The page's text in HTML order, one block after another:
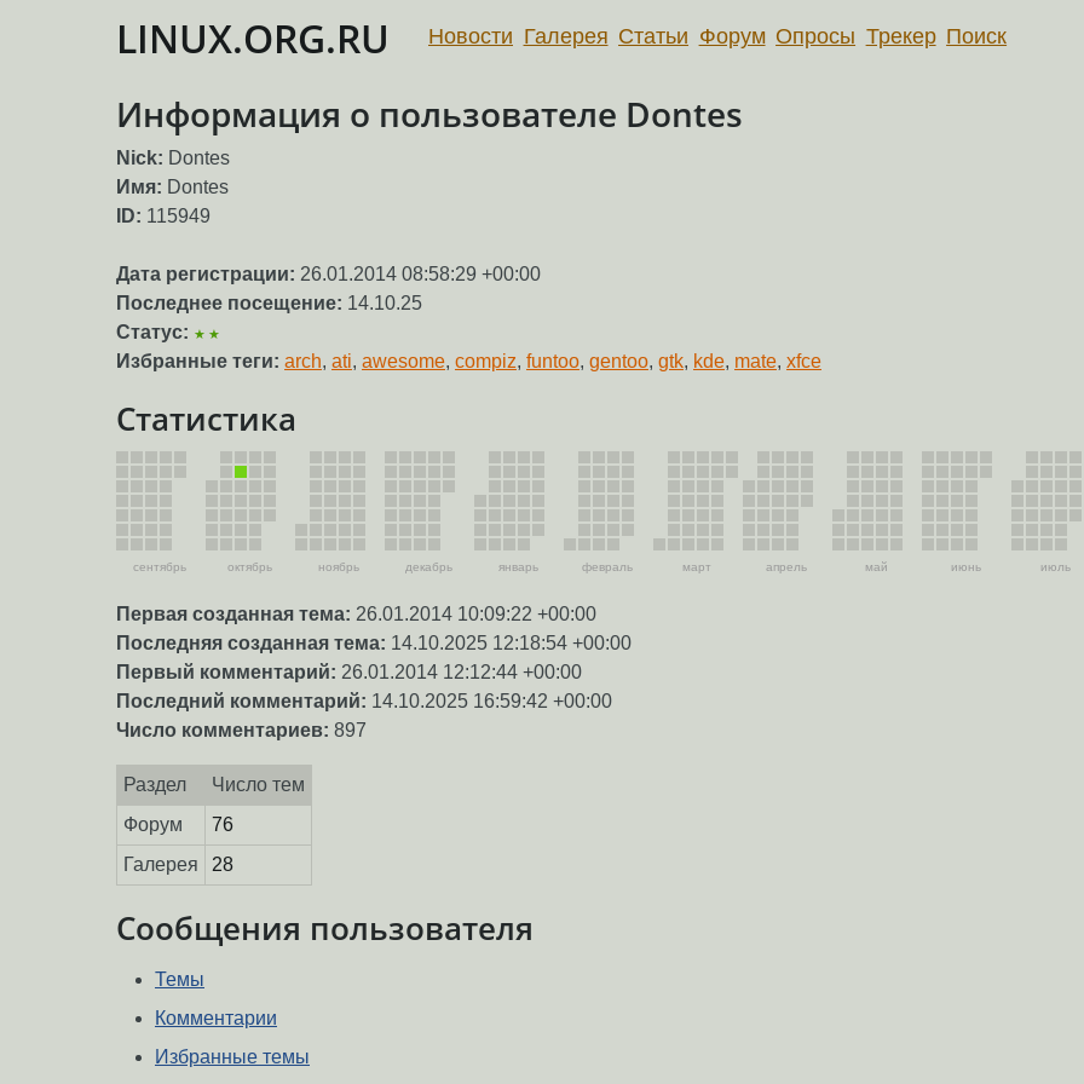
LINUX.ORG.RU Новости Галерея Статьи Форум Опросы Трекер Поиск
Информация о пользователе Dontes
Nick: Dontes
Имя: Dontes
ID: 115949
Дата регистрации: 26.01.2014 08:58:29 +00:00
Последнее посещение: 14.10.25
Статус: ★★
Избранные теги: arch, ati, awesome, compiz, funtoo, gentoo, gtk, kde, mate, xfce
Статистика
сентябрь октябрь ноябрь декабрь январь февраль март апрель май июнь июль
Первая созданная тема: 26.01.2014 10:09:22 +00:00
Последняя созданная тема: 14.10.2025 12:18:54 +00:00
Первый комментарий: 26.01.2014 12:12:44 +00:00
Последний комментарий: 14.10.2025 16:59:42 +00:00
Число комментариев: 897
Раздел
Число тем
Форум
76
Галерея
28
Сообщения пользователя
Темы
Комментарии
Избранные темы